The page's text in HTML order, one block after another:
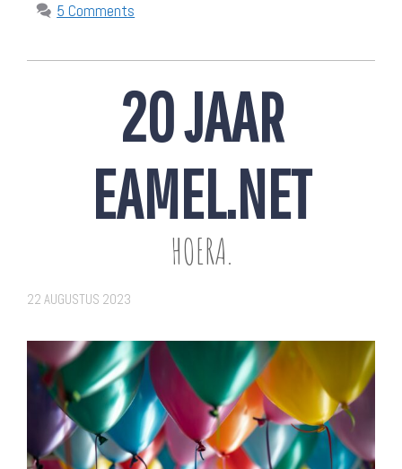
5 Comments
20 JAAR
EAMEL.NET
HOERA.
22 AUGUSTUS 2023